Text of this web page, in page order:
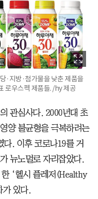
·지방·첨가물을 낮춘 제품을
로우스펙 제품들. /hy 제공
관심사다. 2000년대 초
양 불균형을 극복하려는
. 이후 코로나19를 거
뉴노멀로 자리잡았다.
‘헬시 플레저(Healthy
가 있다.